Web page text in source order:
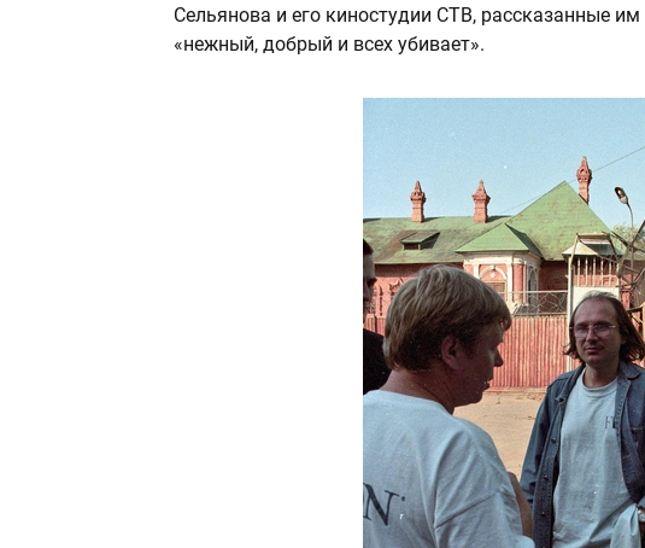
Сельянова и его киностудии СТВ, рассказанные
«нежный, добрый и всех убивает».